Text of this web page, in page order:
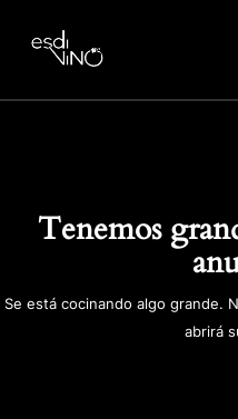
Tenemos
Se está cocinando algo grande.
abrirá